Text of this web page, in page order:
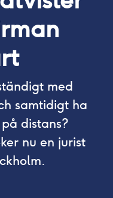
med
samtidigt ha
distans?
nu en jurist